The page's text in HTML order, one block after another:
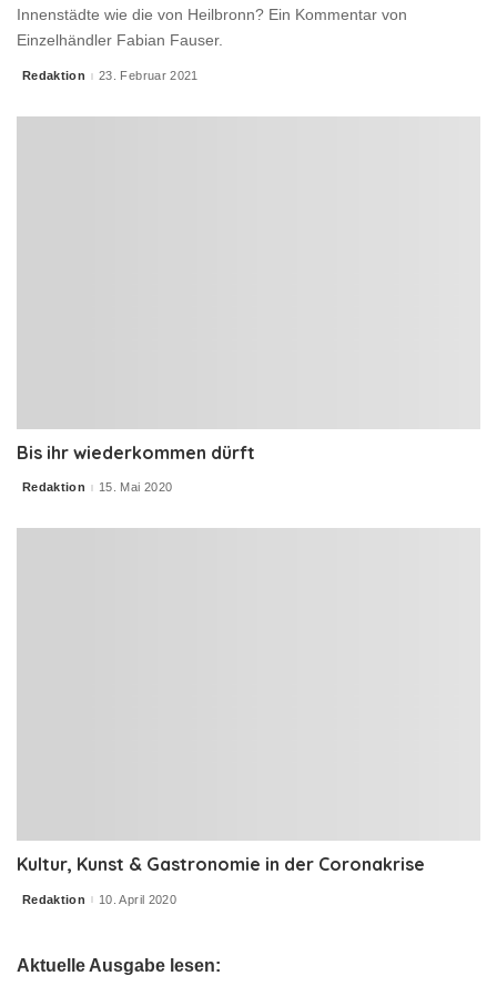
Innenstädte wie die von Heilbronn? Ein Kommentar von
Einzelhändler Fabian Fauser.
Posted
Redaktion 23. Februar 2021
Bis ihr wiederkommen dürft
Posted
Redaktion 15. Mai 2020
Kultur, Kunst & Gastronomie in der Coronakrise
Posted
Redaktion 10. April 2020
Aktuelle Ausgabe lesen: